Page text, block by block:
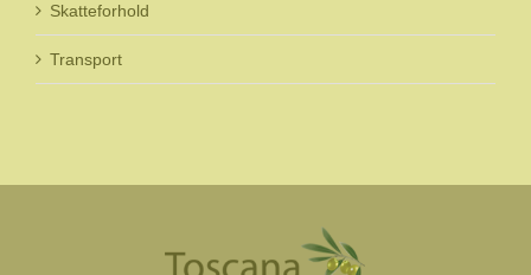
Skatteforhold
Transport